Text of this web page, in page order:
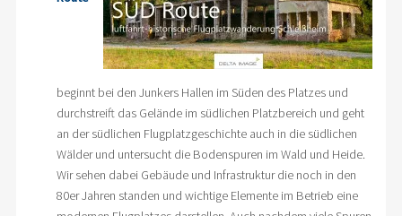
beginnt bei den Junkers Hallen im Süden des Platzes und
durchstreift das Gelände im südlichen Platzbereich und geht
an der südlichen Flugplatzgeschichte auch in die südlichen
Wälder und untersucht die Bodenspuren im Wald und Heide.
Wir sehen dabei Gebäude und Infrastruktur die noch in den
80er Jahren standen und wichtige Elemente im Betrieb eine